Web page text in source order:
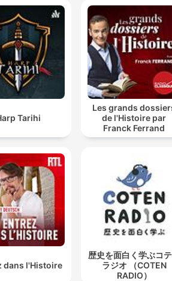
Tarihi
Les grands
de l'Histoire par
Franck Ferrand
dans l'Histoire
歴史を面白く学ぶコ
ラジオ （COTEN
RADIO）